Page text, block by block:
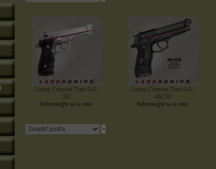
Lasery Crimson Trace LG-
302
Informujte sa o cene
Lasery Crimson Trace LG-
402 M
Informujte sa o cene